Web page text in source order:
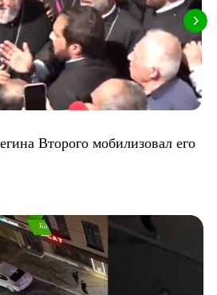
Второго мобилизовал его